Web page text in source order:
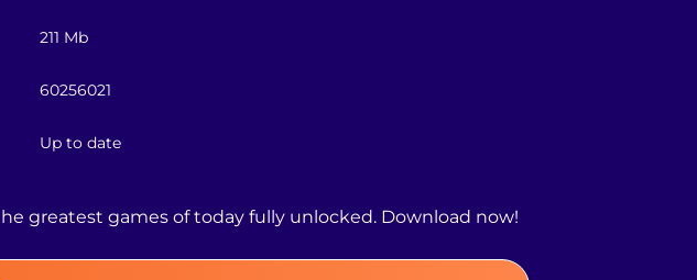
211 Mb
60256021
Up to date
greatest games of today fully unlocked. Download now!